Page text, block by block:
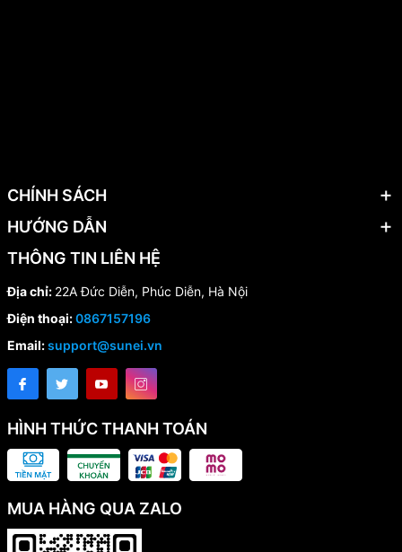
CHÍNH SÁCH
HƯỚNG DẪN
THÔNG TIN LIÊN HỆ
Địa chỉ: 22A Đức Diễn, Phúc Diễn, Hà Nội
Điện thoại:0867157196
Email:support@sunei.vn
HÌNH THỨC THANH TOÁN
MUA HÀNG QUA ZALO